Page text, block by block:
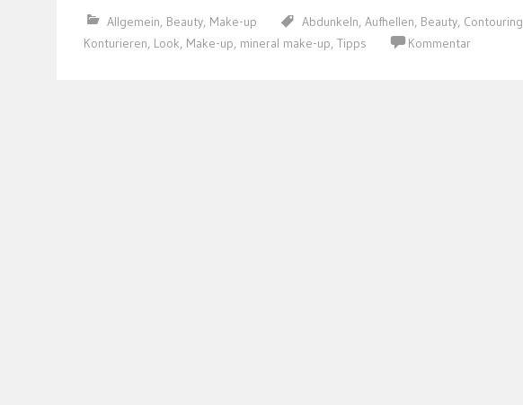
Allgemein, Beauty, Make-up Abdunkeln, Aufhellen, Beauty, Contouring
Konturieren, Look, Make-up, mineral make-up, Tipps Kommentar